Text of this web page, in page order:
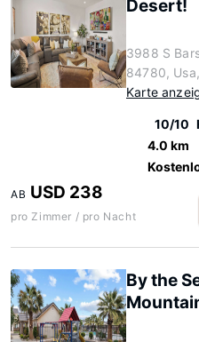
Desert!
3988 S
84780,
Karte
10/10
4.0 km
AB USD 238
pro Zimmer / pro Nacht
By the